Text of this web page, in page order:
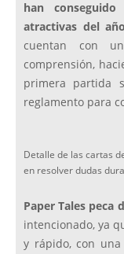
han
atractivas del
cuentan con
comprensión,
primera partida
reglamento para
Detalle de las cartas
en resolver dudas
Paper Tales peca
intencionado, ya
y rápido, con